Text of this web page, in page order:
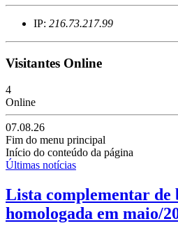
IP: 216.73.217.99
Visitantes Online
4
Online
07.08.26
Fim do menu principal
Início do conteúdo da página
Últimas notícias
Lista complementar de
homologada em maio/